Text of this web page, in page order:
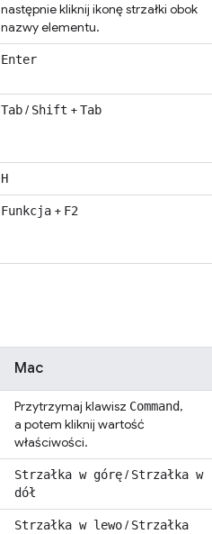
następnie kliknij ikonę strzałki obok
nazwy elementu.
Enter
Tab/ Shift +Tab
H
Funkcja + F2
Mac
Przytrzymaj klawisz Command,
a potem kliknij wartość
właściwości.
Strzałka w górę/ Strzałka w
dół
Strzałka w lewo/ Strzałka